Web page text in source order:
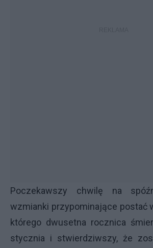
Poczekawszy chwilę na
wzmianki przypominające postać
którego dwusetna rocznica
stycznia i stwierdziwszy, że